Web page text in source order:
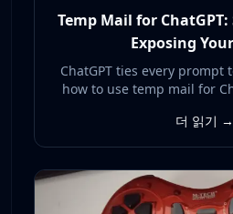
Temp Mail for
Exposing
ChatGPT ties every prompt
how to use temp mail for
data collection,더 읽기 →